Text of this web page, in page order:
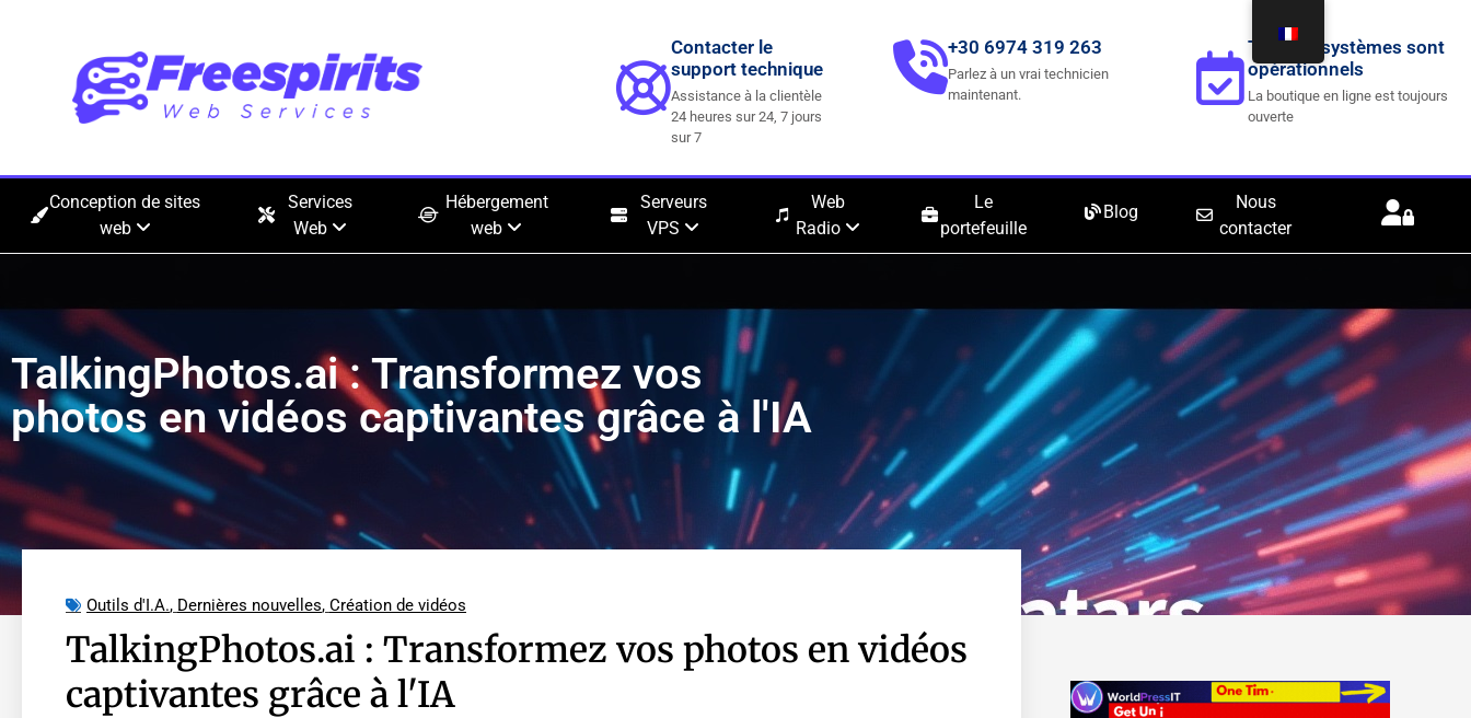
Contacter le
support technique
Assistance à la clientèle
24 heures sur 24, 7 jours
sur 7
+30 6974 319 263
Parlez à un vrai technicien
maintenant.
Tous les systèmes sont
opérationnels
La boutique en ligne est toujours
ouverte
Conception de sites
web
Services
Web
Hébergement
web
Serveurs
VPS
Web
Radio
Le
portefeuille
Blog
Nous
contacter
TalkingPhotos.ai : Transformez vos
photos en vidéos captivantes grâce à l'IA
Outils d'I.A., Dernières nouvelles, Création de vidéos
TalkingPhotos.ai : Transformez vos photos en vidéos
captivantes grâce à l'IA